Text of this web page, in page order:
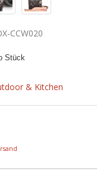
CCW020
Stück
& Kitchen